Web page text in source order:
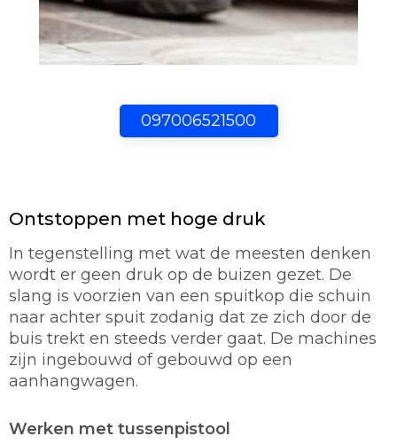
097006521500
Ontstoppen met hoge druk
In tegenstelling met wat de meesten denken
wordt er geen druk op de buizen gezet. De
slang is voorzien van een spuitkop die schuin
naar achter spuit zodanig dat ze zich door de
buis trekt en steeds verder gaat. De machines
zijn ingebouwd of gebouwd op een
aanhangwagen.
Werken met tussenpistool